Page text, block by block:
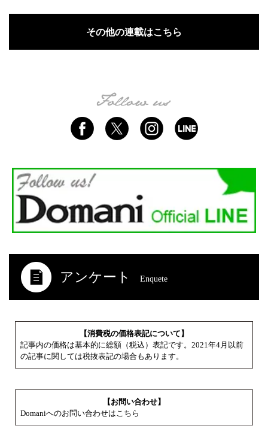
その他の連載はこちら
アンケート Enquete
【消費税の価格表記について】
記事内の価格は基本的に総額（税込）表記です。2021年4月以前
の記事に関しては税抜表記の場合もあります。
【お問い合わせ】
Domaniへのお問い合わせはこちら